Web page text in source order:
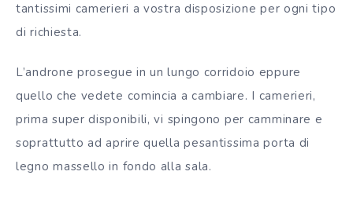
tantissimi camerieri a vostra disposizione per ogni tipo
di richiesta.
L’androne prosegue in un lungo corridoio eppure
quello che vedete comincia a cambiare. I camerieri,
prima super disponibili, vi spingono per camminare e
soprattutto ad aprire quella pesantissima porta di
legno massello in fondo alla sala.